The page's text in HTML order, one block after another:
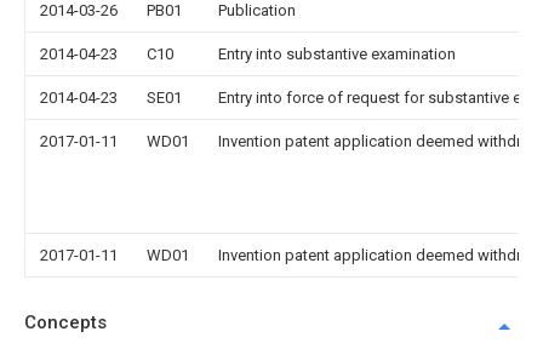
2014-03-26 PB01 Publication
2014-04-23 C10 Entry into substantive examination
2014-04-23 SE01 Entry into force of request for substantive
2017-01-11 WD01 Invention patent application deemed
2017-01-11 WD01 Invention patent application deemed
Concepts